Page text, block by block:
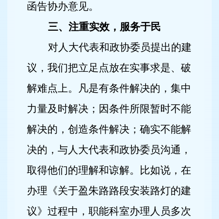
函告协办意见。
三、注重实效，服务于民
对人大代表和政协委员提出的建
议，我们把立足点放在实事求是、破
解难点上。凡是有条件解决的，集中
力量及时解决；因条件所限暂时不能
解决的，创造条件解决；确实不能解
决的，与人大代表和政协委员沟通，
取得他们的理解和谅解。比如说，在
办理《关于盈朱路路段安装路灯的建
议》过程中，职能科室办理人员多次